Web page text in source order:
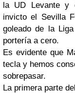
la UD Levante y
invicto el Sevilla
goleado de la
portería a cero.
Es evidente que
tecla y hemos
sobrepasar.
La primera parte